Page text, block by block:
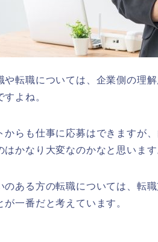
や転職については、企業側の理
よね。
からも仕事に応募はできますが
はかなり大変なのかなと思います
のある方の転職については、転
一番だと考えています。